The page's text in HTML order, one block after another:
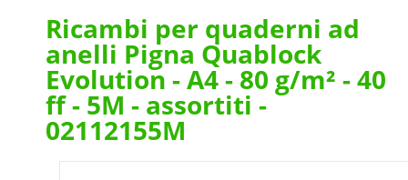
Ricambi per quaderni ad
anelli Pigna Quablock
Evolution - A4 - 80 g/m² - 40
ff - 5M - assortiti -
02112155M